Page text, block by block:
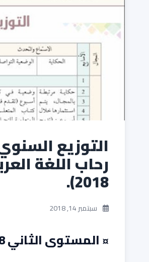
التوزيع
رحاب اللغة
2018).
سبتمبر 14, 2018
¤ المستوى الثاني 2018 ¤